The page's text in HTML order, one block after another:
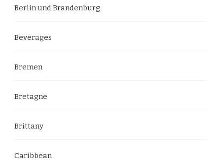
Berlin und Brandenburg
Beverages
Bremen
Bretagne
Brittany
Caribbean